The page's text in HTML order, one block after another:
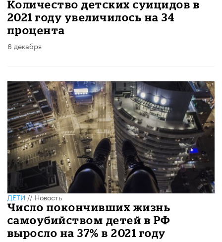
Количество детских суицидов в
2021 году увеличилось на 34
процента
6 декабря
ДЕТИ//Новость
Число покончивших жизнь
самоубийством детей в РФ
выросло на 37% в 2021 году